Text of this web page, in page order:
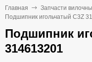
Главная
Запчасти
Подшипник игольчатый C3Z
Подшипник
314613201